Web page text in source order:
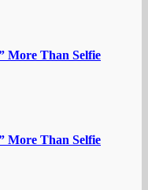
More Than Selfie
More Than Selfie